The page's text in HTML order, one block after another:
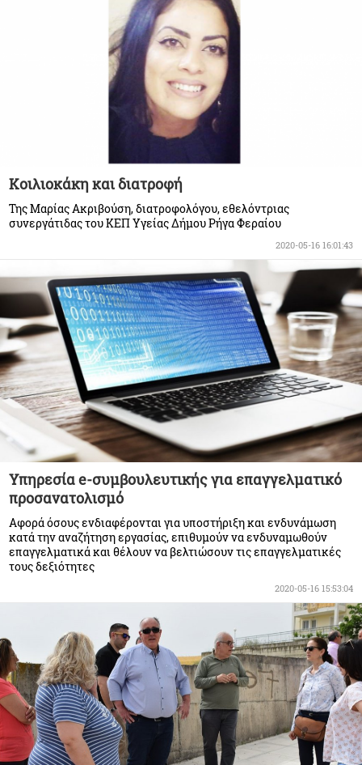
Κοιλιοκάκη και διατροφή
Της Μαρίας Ακριβούση, διατροφολόγου, εθελόντριας
συνεργάτιδας του ΚΕΠ Υγείας Δήμου Ρήγα Φεραίου
2020-05-16 16:01:43
Υπηρεσία e-συμβουλευτικής για επαγγελματικό
προσανατολισμό
Αφορά όσους ενδιαφέρονται για υποστήριξη και ενδυνάμωση
κατά την αναζήτηση εργασίας, επιθυμούν να ενδυναμωθούν
επαγγελματικά και θέλουν να βελτιώσουν τις επαγγελματικές
τους δεξιότητες
2020-05-16 15:53:04